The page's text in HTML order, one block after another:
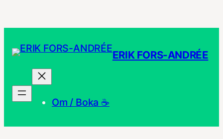
ERIK FORS-ANDRÉE
Om / Boka ☕